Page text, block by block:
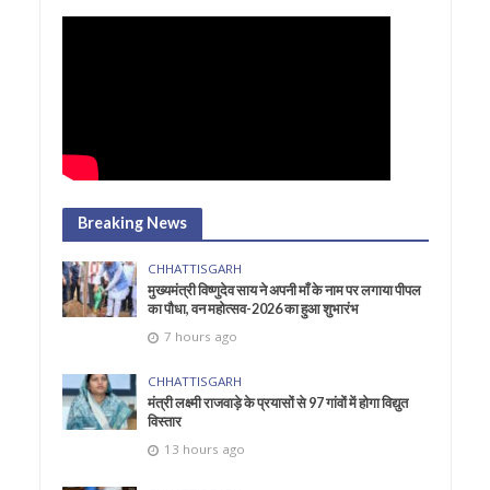
Breaking News
CHHATTISGARH
मुख्यमंत्री विष्णुदेव साय ने अपनी माँ के नाम पर लगाया पीपल
का पौधा, वन महोत्सव-2026 का हुआ शुभारंभ
7 hours ago
CHHATTISGARH
मंत्री लक्ष्मी राजवाड़े के प्रयासों से 97 गांवों में होगा विद्युत
विस्तार
13 hours ago